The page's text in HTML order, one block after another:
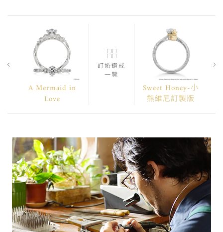
A Mermaid in
Love
訂婚鑽戒
一覽
Sweet Honey-小
熊維尼訂製版